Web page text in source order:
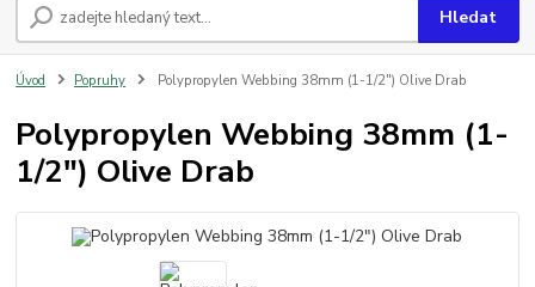
Hledat
Úvod Popruhy Polypropylen Webbing 38mm (1-1/2") Olive Drab
Polypropylen Webbing 38mm (1-
1/2") Olive Drab